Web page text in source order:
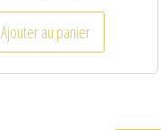
Ajouter au panier